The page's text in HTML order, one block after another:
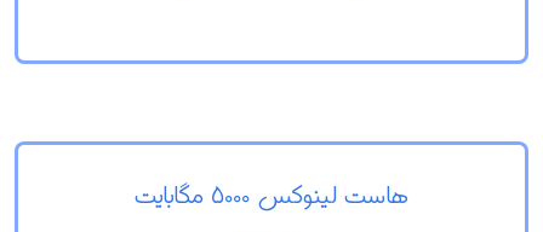
هاست لینوکس 5000 مگابایت